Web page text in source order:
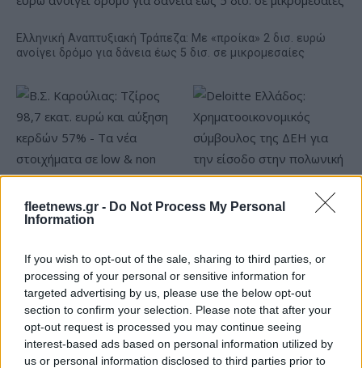
fleetnews.gr - Do Not Process My Personal
Information
If you wish to opt-out of the sale, sharing to third parties, or
processing of your personal or sensitive information for
targeted advertising by us, please use the below opt-out
section to confirm your selection. Please note that after your
opt-out request is processed you may continue seeing
interest-based ads based on personal information utilized by
us or personal information disclosed to third parties prior to
Ελληνική Αναπτυξιακή Τράπεζα: Με «προίκα» 2 δισ. ευρώ
ανοίγει δρόμο για δάνεια έως 5 δισ. σε μικρομεσαίες
Β.Σ. Καρούλιας: Τζίρος 98,7
στοιχήματα σε low & non
alcohol
είσοδο στην πολωνική
αγορά ενέργειας
Η Chery επενδύει 75 εκατ. δολάρια στην KG Mobility